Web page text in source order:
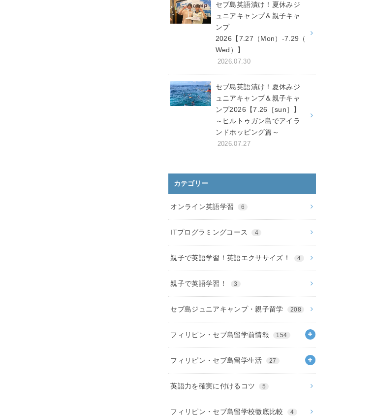
セブ島英語漬け！夏休みジ
ュニアキャンプ＆親子キャ
ンプ
2026【7.27（Mon）-7.29（
Wed）】
2026.07.30
セブ島英語漬け！夏休みジ
ュニアキャンプ＆親子キャ
ンプ2026【7.26［sun］】
～ヒルトゥガン島でアイラ
ンドホッピング篇～
2026.07.27
カテゴリー
オンライン英語学習 6
ITプログラミングコース 4
親子で英語学習！英語エクササイズ！ 4
親子で英語学習！ 3
セブ島ジュニアキャンプ・親子留学 208
フィリピン・セブ島留学前情報 154
フィリピン・セブ島留学生活 27
英語力を確実に付けるコツ 5
フィリピン・セブ島留学校徹底比較 4